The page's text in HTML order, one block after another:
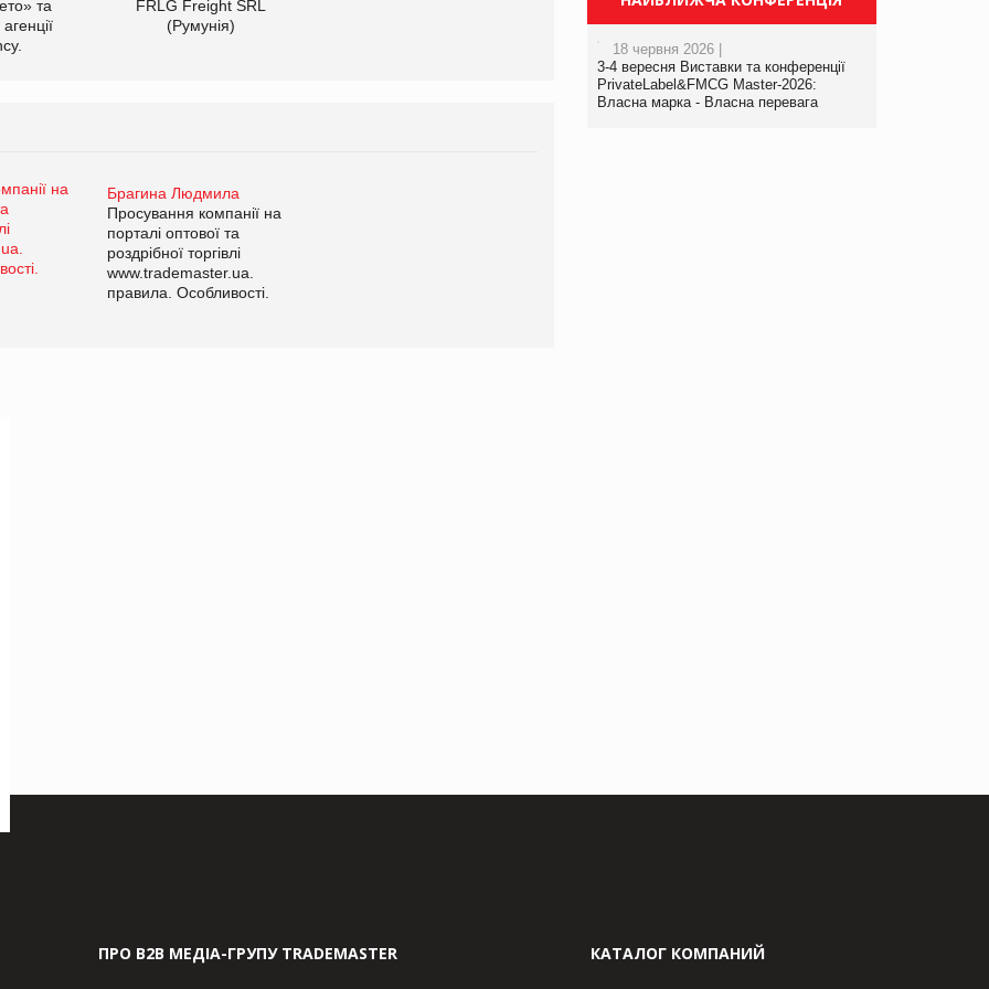
та
FRLG Freight SRL
(Румунія)
Брагина Людмила
Просування компанії на
порталі оптової та
роздрібної торгівлі
www.trademaster.ua.
правила. Особливості.
18 червня 2026 |
3-4 вересня Виставки та конференції
PrivateLabel&FMCG Master-2026:
Власна марка - Власна перевага
ПРО В2В МЕДІА-ГРУПУ TRADEMASTER КАТАЛОГ КОМПАНИЙ